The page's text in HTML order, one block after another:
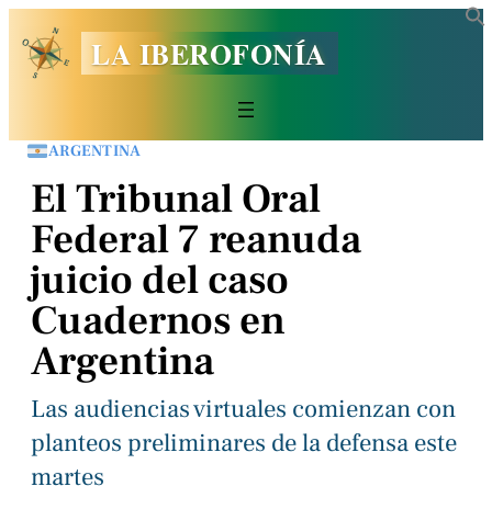
LA IBEROFONÍA
ARGENTINA
El Tribunal Oral
Federal 7 reanuda
juicio del caso
Cuadernos en
Argentina
Las audiencias virtuales comienzan con
planteos preliminares de la defensa este
martes